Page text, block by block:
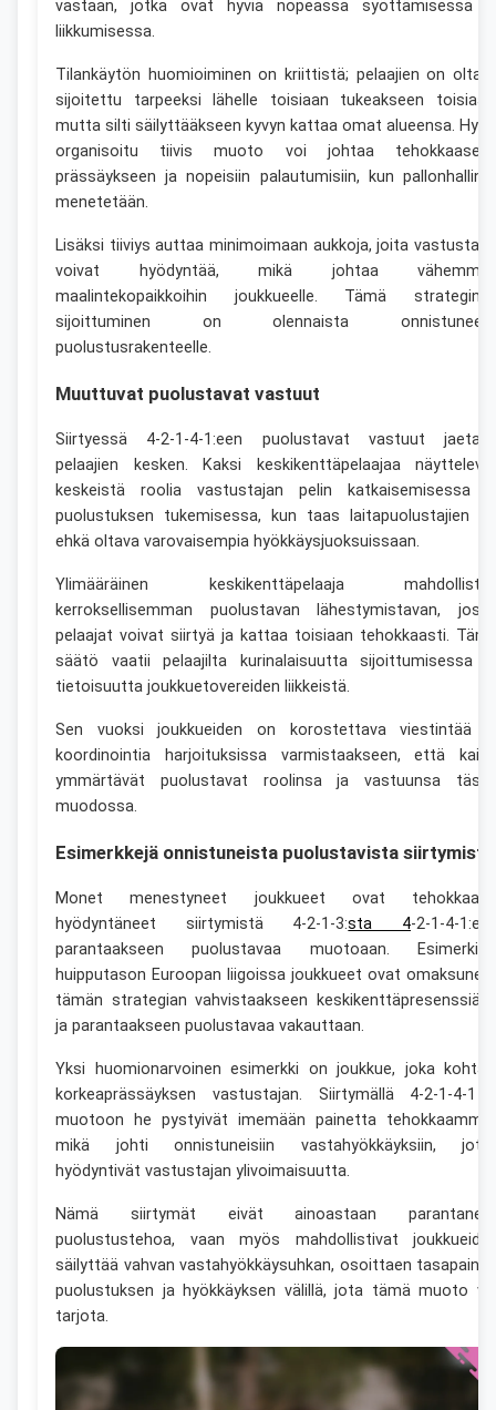
vastaan, jotka ovat hyviä nopeassa syöttämisessä
liikkumisessa.
Tilankäytön huomioiminen on kriittistä; pelaajien on
sijoitettu tarpeeksi lähelle toisiaan tukeakseen
mutta silti säilyttääkseen kyvyn kattaa omat alueensa.
organisoitu tiivis muoto voi johtaa
prässäykseen ja nopeisiin palautumisiin, kun
menetetään.
Lisäksi tiiviys auttaa minimoimaan aukkoja, joita
voivat hyödyntää, mikä johtaa
maalintekopaikkoihin joukkueelle. Tämä
sijoittuminen on olennaista
puolustusrakenteelle.
Muuttuvat puolustavat vastuut
Siirtyessä 4-2-1-4-1:een puolustavat vastuut
pelaajien kesken. Kaksi keskikenttäpelaajaa
keskeistä roolia vastustajan pelin katkaisemisessa
puolustuksen tukemisessa, kun taas laitapuolustajien
ehkä oltava varovaisempia hyökkäysjuoksuissaan.
Ylimääräinen keskikenttäpelaaja
kerroksellisemman puolustavan lähestymistavan,
pelaajat voivat siirtyä ja kattaa toisiaan tehokkaasti.
säätö vaatii pelaajilta kurinalaisuutta sijoittumisessa
tietoisuutta joukkuetovereiden liikkeistä.
Sen vuoksi joukkueiden on korostettava viestintää
koordinointia harjoituksissa varmistaakseen, että
ymmärtävät puolustavat roolinsa ja vastuunsa
muodossa.
Esimerkkejä onnistuneista puolustavista siirtymistä
Monet menestyneet joukkueet ovat
hyödyntäneet siirtymistä 4-2-1-3:sta 4-2-1-4-
parantaakseen puolustavaa muotoaan.
huipputason Euroopan liigoissa joukkueet ovat
tämän strategian vahvistaakseen
ja parantaakseen puolustavaa vakauttaan.
Yksi huomionarvoinen esimerkki on joukkue, joka
korkeaprässäyksen vastustajan. Siirtymällä 4-2-1-4-1
muotoon he pystyivät imemään painetta
mikä johti onnistuneisiin vastahyökkäyksiin,
hyödyntivät vastustajan ylivoimaisuutta.
Nämä siirtymät eivät ainoastaan
puolustustehoa, vaan myös mahdollistivat
säilyttää vahvan vastahyökkäysuhkan, osoittaen
puolustuksen ja hyökkäyksen välillä, jota tämä muoto
tarjota.